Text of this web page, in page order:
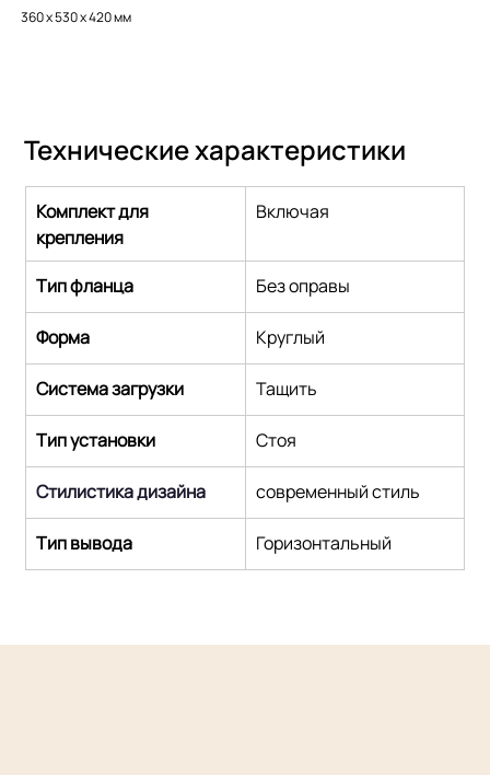
360 х 530 х 420 мм
Технические характеристики
Комплект для
крепления
Включая
Тип фланца Без оправы
Форма Круглый
Система загрузки Тащить
Тип установки Стоя
Стилистика дизайна современный стиль
Тип вывода Горизонтальный